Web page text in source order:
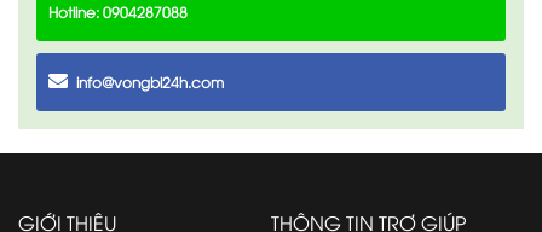
Hotline: 0904287088
info@vongbi24h.com
GIỚI THIỆU THÔNG TIN TRỢ GIÚP